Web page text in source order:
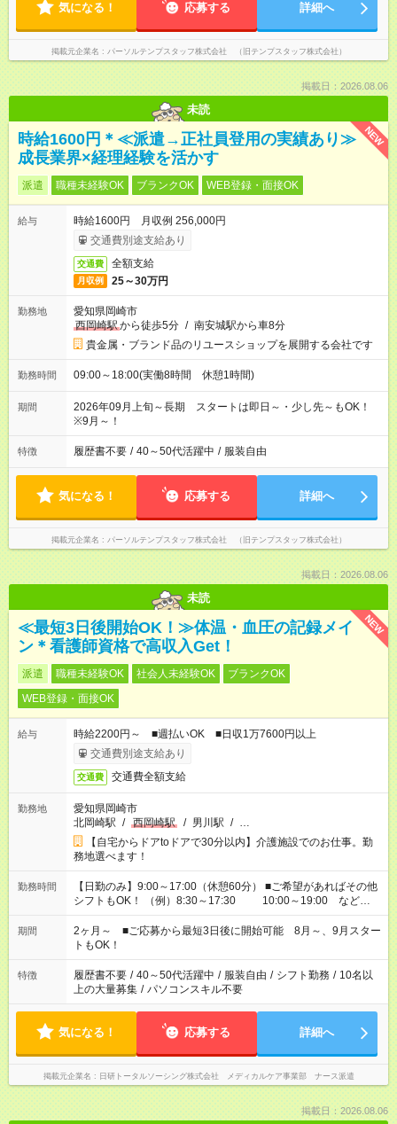
気になる！ 応募する 詳細へ
掲載元企業名 パーソルテンプスタッフ株式会社 （旧テンプスタッフ株式会社）
掲載日：2026.08.06
未読
NEW
時給1600円＊≪派遣→正社員登用の実績あり≫
成長業界×経理経験を活かす
派遣 職種未経験OK ブランクOK WEB登録・面接OK
給与
時給1600円 月収例 256,000円
交通費別途支給あり
交通費 全額支給
月収例 25～30万円
勤務地
愛知県岡崎市
西岡崎駅から徒歩5分 / 南安城駅から車8分
貴金属・ブランド品のリユースショップを展開する会社です
勤務時間 09:00～18:00(実働8時間 休憩1時間)
期間
2026年09月上旬～長期 スタートは即日～・少し先～もOK！
※9月～！
特徴 履歴書不要 / 40～50代活躍中 / 服装自由
気になる！ 応募する 詳細へ
掲載元企業名 パーソルテンプスタッフ株式会社 （旧テンプスタッフ株式会社）
掲載日：2026.08.06
未読
NEW
≪最短3日後開始OK！≫体温・血圧の記録メイ
ン＊看護師資格で高収入Get！
派遣 職種未経験OK 社会人未経験OK
ブランクOK
WEB登録・面接OK
給与
時給2200円～ ■週払いOK ■日収1万7600円以上
交通費別途支給あり
交通費 交通費全額支給
勤務地
愛知県岡崎市
北岡崎駅 / 西岡崎駅 / 男川駅 / …
【自宅からドアtoドアで30分以内】介護施設でのお仕事。勤
務地選べます！
勤務時間
【日勤のみ】9:00～17:00（休憩60分） ■ご希望があればその他
シフトもOK！ （例）8:30～17:30 10:00～19:00 など
「家族とお休みを合わせたい」 「できれば残業はしたくない」
など、あなたのご希望に沿ったお仕事をご紹介します！ ※Wワ
ーク希望の方へ 今ご覧のお仕事で希望する勤務時間と、もう1つ
のお仕事の勤務時間。 合計で週40時間を超える場合は応募でき
ません
期間
2ヶ月～ ■ご応募から最短3日後に開始可能 8月～、9月スター
トもOK！
特徴 履歴書不要 / 40～50代活躍中 / 服装自由 / シフト勤務 / 10名以
上の大量募集 / パソコンスキル不要
気になる！ 応募する 詳細へ
掲載元企業名 日研トータルソーシング株式会社 メディカルケア事業部 ナース派遣
掲載日：2026.08.06